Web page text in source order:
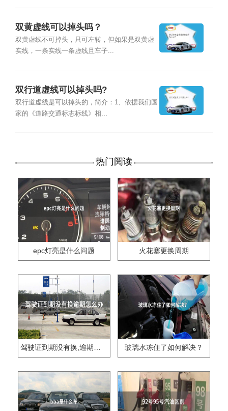
双黄虚线可以掉头吗？
双黄虚线不可掉头，只可左转，但如果是双黄虚
实线，一条实线一条虚线且车子...
双行道虚线可以掉头吗?
双行道虚线是可以掉头的，简介：1、依据我们国
家的《道路交通标志标线》相...
热门阅读
epc灯亮是什么问题 火花塞更换周期
驾驶证到期没有换,逾期怎么办?? 玻璃水冻住了如何解决？